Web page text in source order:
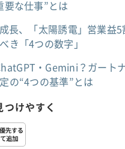
要な仕事”とは
長、「太陽誘電」営業益5
き「4つの数字」
・Gemini？ガート
の“4つの基準”とは
けやすく